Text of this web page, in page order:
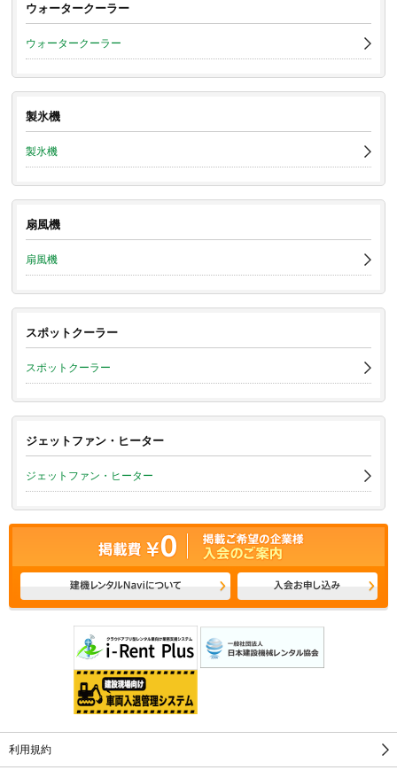
ウォータークーラー
ウォータークーラー
製氷機
製氷機
扇風機
扇風機
スポットクーラー
スポットクーラー
ジェットファン・ヒーター
ジェットファン・ヒーター
利用規約